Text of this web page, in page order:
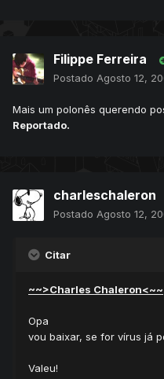
Filippe Ferreira
Postado Agosto 12,
Mais um polonês querendo
Reportado.
charleschaleron
Postado Agosto 12,
Citar
~~>Charles Chaleron<~~
Opa
vou baixar, se for vírus já
Valeu!